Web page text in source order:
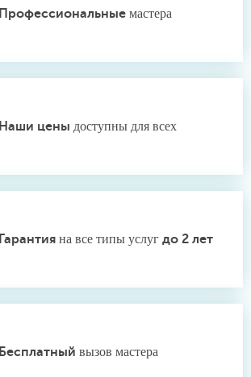
Профессиональные мастера
Наши цены доступны для всех
Гарантия на все типы услуг до 2 лет
Бесплатный вызов мастера